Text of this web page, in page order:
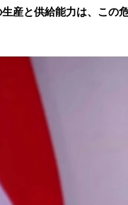
生産と供給能力は、こ